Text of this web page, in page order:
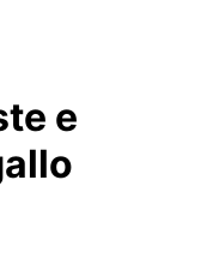
mio biglietto
e